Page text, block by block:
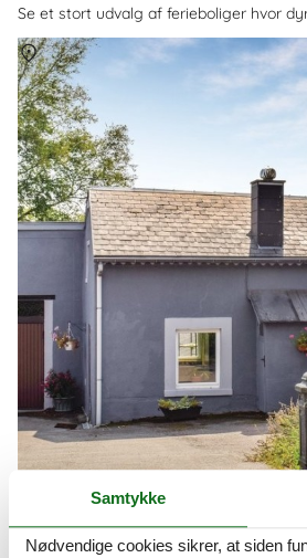
Se et stort udvalg af ferieboliger hvor
billig ferie i belgien
Lej en feriebolig til maks. kr. 3.000,- for
OmBelgien
Samtykke
Nødvendige cookies sikrer, at siden